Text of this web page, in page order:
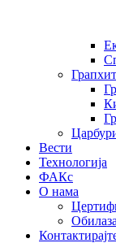
Вести
Технологија
ФАКс
О нама